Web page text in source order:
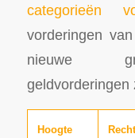
categorieën
vorderingen
nieuwe
geldvorderingen
Hoogte